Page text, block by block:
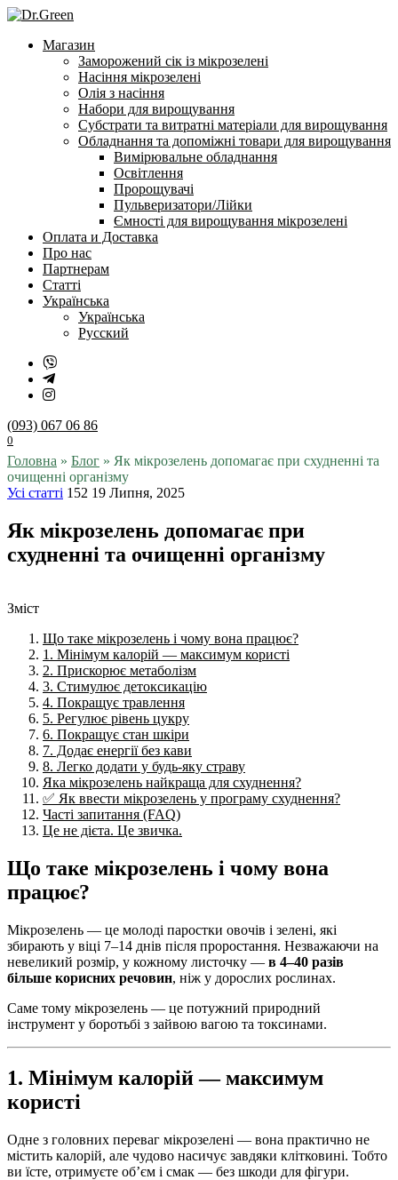
Перейти
змістуМагазин
Заморожений сік із мікрозелені
Насіння мікрозелені
Олія з насіння
Набори для вирощування
Субстрати та витратні матеріали для вирощування
Обладнання та допоміжні товари для вирощування
Вимірювальне обладнання
Освітлення
Пророщувачі
Пульверизатори/Лійки
Ємності для вирощування мікрозелені
Оплата и Доставка
Про нас
Партнерам
Статті
Українська
Українська
Русский
(093) 067 06 86
0
Головна » Блог » Як мікрозелень допомагає при схудненні та
очищенні організму
Усі статті 152 19 Липня, 2025
Як мікрозелень допомагає при
схудненні та очищенні організму
Зміст
Що таке мікрозелень і чому вона працює?
1. Мінімум калорій — максимум користі
2. Прискорює метаболізм
3. Стимулює детоксикацію
4. Покращує травлення
5. Регулює рівень цукру
6. Покращує стан шкіри
7. Додає енергії без кави
8. Легко додати у будь-яку страву
Яка мікрозелень найкраща для схуднення?
✅ Як ввести мікрозелень у програму схуднення?
Часті запитання (FAQ)
Це не дієта. Це звичка.
Що таке мікрозелень і чому вона
працює?
Мікрозелень — це молоді паростки овочів і зелені, які
збирають у віці 7–14 днів після проростання. Незважаючи на
невеликий розмір, у кожному листочку — в 4–40 разів
більше корисних речовин, ніж у дорослих рослинах.
Саме тому мікрозелень — це потужний природний
інструмент у боротьбі з зайвою вагою та токсинами.
1. Мінімум калорій — максимум
користі
Одне з головних переваг мікрозелені — вона практично не
містить калорій, але чудово насичує завдяки клітковині. Тобто
ви їсте, отримуєте обʼєм і смак — без шкоди для фігури.